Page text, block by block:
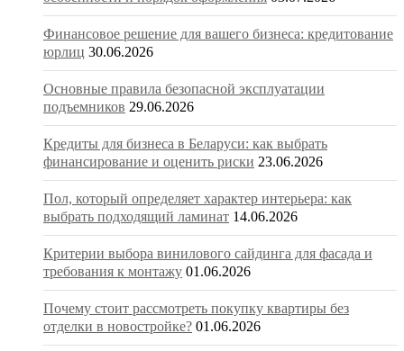
Финансовое решение для вашего бизнеса: кредитование
юрлиц 30.06.2026
Основные правила безопасной эксплуатации
подъемников 29.06.2026
Кредиты для бизнеса в Беларуси: как выбрать
финансирование и оценить риски 23.06.2026
Пол, который определяет характер интерьера: как
выбрать подходящий ламинат 14.06.2026
Критерии выбора винилового сайдинга для фасада и
требования к монтажу 01.06.2026
Почему стоит рассмотреть покупку квартиры без
отделки в новостройке? 01.06.2026